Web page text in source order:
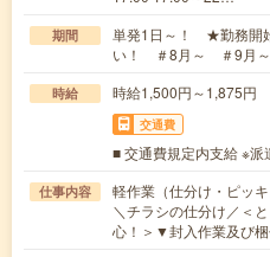
期間
単発1日～！ ★勤務開
い！ ＃8月～ ＃9月～
時給 時給1,500円～1,875円
交通費
■ 交通費規定内支給 ※派
仕事内容
軽作業（仕分け・ピッ
＼チラシの仕分け／＜
心！＞▼封入作業及び